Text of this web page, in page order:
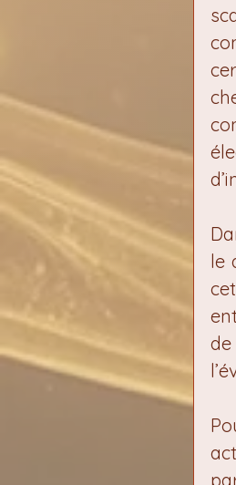
le
de